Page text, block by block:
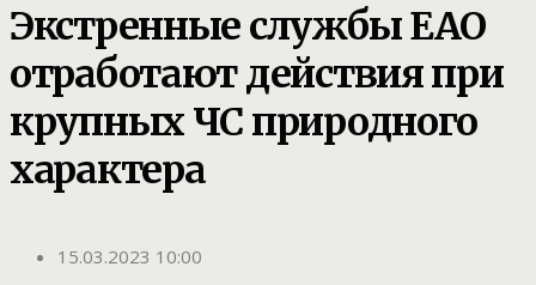
Экстренные службы ЕАО
отработают действия при
крупных ЧС природного
характера
15.03.2023 10:00